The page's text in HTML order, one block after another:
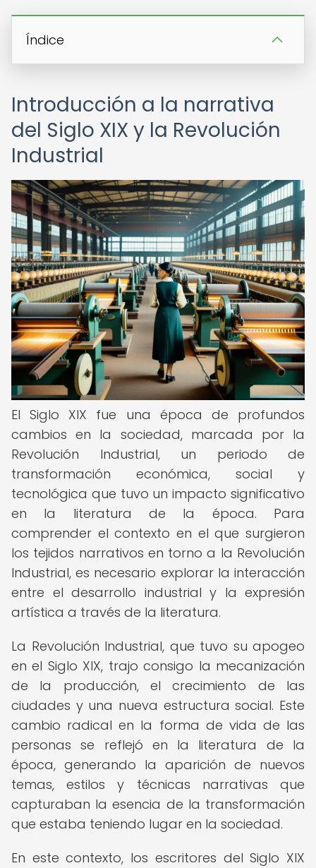
Índice
Introducción a la narrativa
del Siglo XIX y la Revolución
Industrial
El Siglo XIX fue una época de profundos
cambios en la sociedad, marcada por la
Revolución Industrial, un periodo de
transformación económica, social y
tecnológica que tuvo un impacto significativo
en la literatura de la época. Para
comprender el contexto en el que surgieron
los tejidos narrativos en torno a la Revolución
Industrial, es necesario explorar la interacción
entre el desarrollo industrial y la expresión
artística a través de la literatura.
La Revolución Industrial, que tuvo su apogeo
en el Siglo XIX, trajo consigo la mecanización
de la producción, el crecimiento de las
ciudades y una nueva estructura social. Este
cambio radical en la forma de vida de las
personas se reflejó en la literatura de la
época, generando la aparición de nuevos
temas, estilos y técnicas narrativas que
capturaban la esencia de la transformación
que estaba teniendo lugar en la sociedad.
En este contexto, los escritores del Siglo XIX